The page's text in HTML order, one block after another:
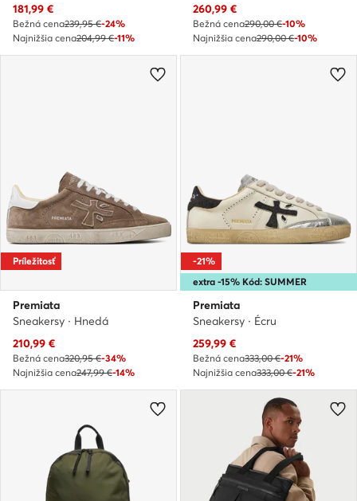
Aktuálna cena
181,99 €
Bežná cena239,95 €-24%
Najnižšia cena204,99 €-11%
Aktuálna cena
260,99 €
Bežná cena290,00 €-10%
Najnižšia cena290,00 €-10%
Príležitosť
Premiata
Sneakersy · Hnedá
Aktuálna cena
210,99 €
Bežná cena320,95 €-34%
Najnižšia cena247,99 €-14%
extra -15% Kód: SUMMER
-21%
Premiata
Sneakersy · Écru
Aktuálna cena
259,99 €
Bežná cena333,00 €-21%
Najnižšia cena333,00 €-21%